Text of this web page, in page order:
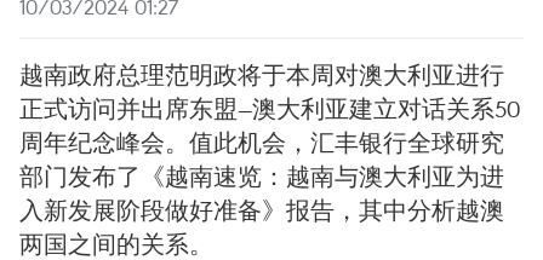
10/03/2024 01:27
越南政府总理范明政将于本周对澳大利亚进行
正式访问并出席东盟—澳大利亚建立对话关系50
周年纪念峰会。值此机会，汇丰银行全球研究
部门发布了《越南速览：越南与澳大利亚为进
入新发展阶段做好准备》报告，其中分析越澳
两国之间的关系。